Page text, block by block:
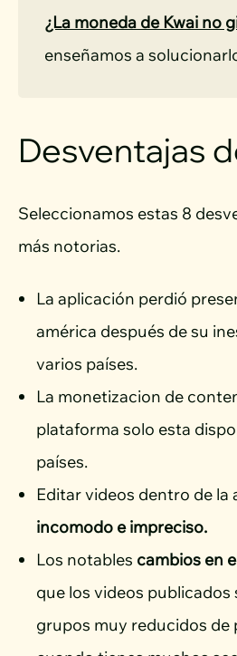
¿La moneda de Kwai no
Desventajas
Seleccionamos estas 8
más notorias.
La aplicación perdió
américa después de su
varios países.
La monetizacion de
plataforma solo esta
países.
Editar videos dentro de la
incomodo e impreciso.
Los notables cambios en
que los videos publicados
grupos muy reducidos de